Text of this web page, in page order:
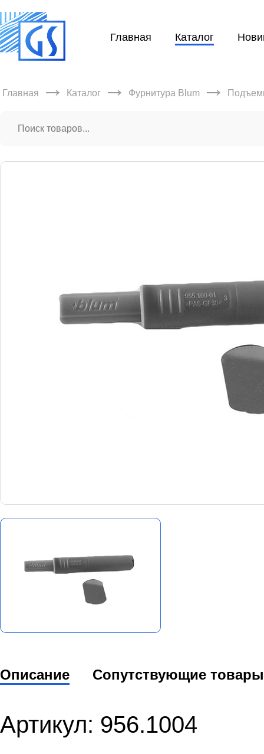
Главная Каталог
Главная → Каталог → Фурнитура Blum →
Описание Сопутствующие товары
Артикул: 956.1004